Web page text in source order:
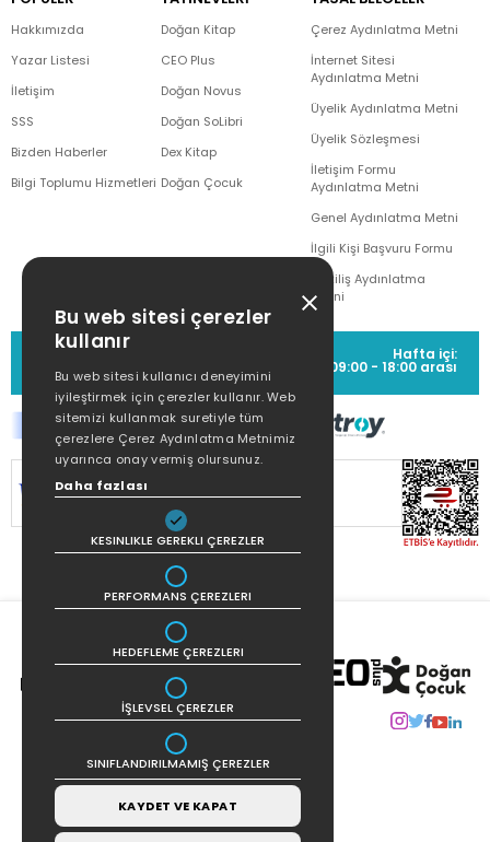
Hakkımızda
Yazar Listesi
İletişim
SSS
Bizden Haberler
Bilgi Toplumu Hizmetleri
Doğan Kitap
CEO Plus
Doğan Novus
Doğan SoLibri
Dex Kitap
Doğan Çocuk
Çerez Aydınlatma Metni
İnternet Sitesi
Aydınlatma Metni
Üyelik Aydınlatma Metni
Üyelik Sözleşmesi
İletişim Formu
Aydınlatma Metni
Genel Aydınlatma Metni
İlgili Kişi Başvuru Formu
Çekiliş Aydınlatma
Metni
MÜŞTERİ HİZMETLERİ
(0212) 373 77 00
Hafta içi:
09:00 - 18:00 arası
SİTEMİZ
KORUNMAKTADIR.
Bu web sitesi çerezler
kullanır
Bu web sitesi kullanıcı deneyimini
iyileştirmek için çerezler kullanır. Web
sitemizi kullanmak suretiyle tüm
çerezlere Çerez Aydınlatma Metnimiz
uyarınca onay vermiş olursunuz.
Daha fazlası
KESINLIKLE GEREKLI ÇEREZLER
PERFORMANS ÇEREZLERI
HEDEFLEME ÇEREZLERI
İŞLEVSEL ÇEREZLER
SINIFLANDIRILMAMIŞ ÇEREZLER
KAYDET VE KAPAT